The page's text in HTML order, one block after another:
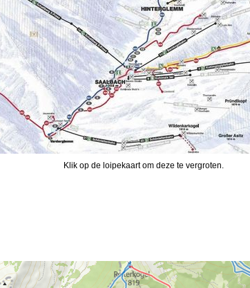
Klik op de loipekaart om deze te vergroten.